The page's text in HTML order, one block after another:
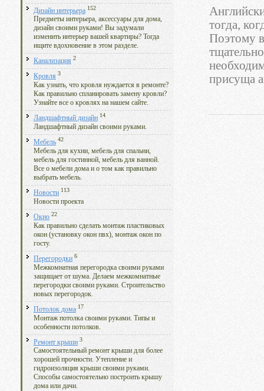
Дизайн интерьера 152
Предметы интерьера, аксессуары для дома,
дизайн своими руками! Вы задумали
изменить интерьер вашей квартиры? Тогда
ищите вдохновение в этом разделе.
Канализация 2
Кровля 3
Как узнать, что кровля нуждается в ремонте?
Как правильно спланировать замену кровли?
Узнайте все о кровлях на нашем сайте.
Ландшафтный дизайн 14
Ландшафтный дизайн своими руками.
Мебель 42
Мебель для кухни, мебель для спальни,
мебель для гостинной, мебель для ванной.
Все о мебели дома и о том как правильно
выбрать мебель.
Новости 113
Новости проекта
Окно 22
Как правильно сделать монтаж пластиковых
окон (установку окон пвх), монтаж окон по
госту.
Перегородки 6
Межкомнатная перегородка своими руками
защищает от шума. Делаем межкомнатные
перегородки своими руками. Строительство
новых перегородок.
Потолок дома 17
Монтаж потолка своими руками. Типы и
особенности потолков.
Ремонт крыши 3
Самостоятельный ремонт крыши для более
хорошей прочности. Утепление и
гидроизоляция крыши своими руками.
Способы самостоятельно построить крышу
дома или дачи.
тогда,
Поэтому
присуща